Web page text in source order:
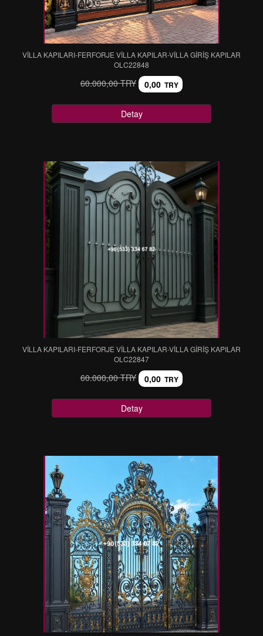
VİLLA KAPILARI-FERFORJE VİLLA KAPILAR-VİLLA GİRİŞ KAPILAR
OLC22848
60.000,00 TRY 0,00 TRY
Detay
VİLLA KAPILARI-FERFORJE VİLLA KAPILAR-VİLLA GİRİŞ KAPILAR
OLC22847
60.000,00 TRY 0,00 TRY
Detay